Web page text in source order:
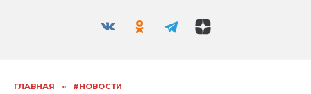
ГЛАВНАЯ » #НОВОСТИ